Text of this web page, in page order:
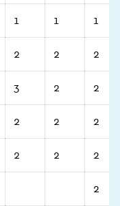
1 1 1
2 2 2
3 2 2
2 2 2
2 2 2
2